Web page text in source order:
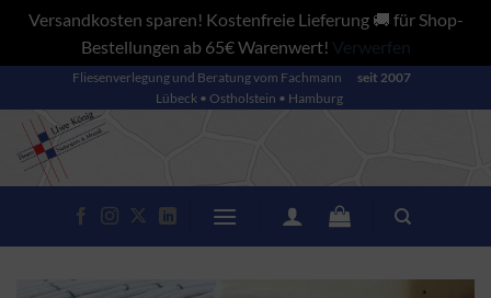
Versandkosten sparen! Kostenfreie Lieferung 🚚 für Shop-
Bestellungen ab 65€ Warenwert! Verwerfen
Inhalt
springen
Fliesenverlegung und Beratung vom Fachmann
seit 2007
Lübeck • Ostholstein • Hamburg